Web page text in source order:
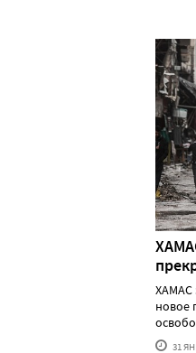
ХАМАС
новое
31